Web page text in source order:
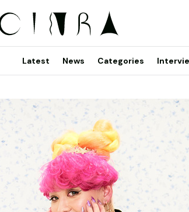
Latest News Categories